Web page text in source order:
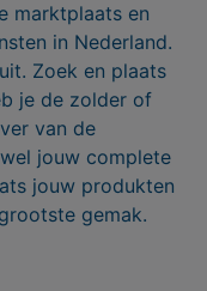
marktplaats en
in Nederland.
Zoek en plaats
je de zolder of
van de
jouw complete
jouw produkten
gemak.